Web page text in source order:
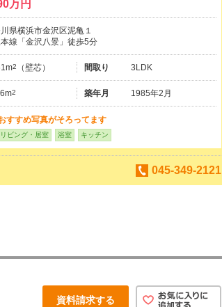
万円
県横浜市金沢区泥亀１
線「金沢八景」徒歩5分
2 （壁芯） 間取り 3LDK
2 築年月 1985年2月
すすめ写真がそろってます
リビング・居室 浴室 キッチン
045-349-2121
資料請求する